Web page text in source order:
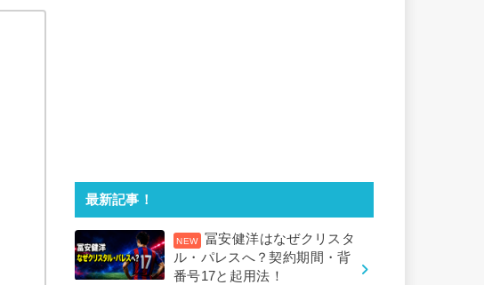
最新記事！
冨安健洋はなぜクリスタ
ル・パレスへ？契約期間・背
番号17と起用法！